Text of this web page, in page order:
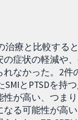
治療と比較する
の症状の軽減や
なかった。2件
SMIとPTSDを持
性が高い、つま
なる可能性が高